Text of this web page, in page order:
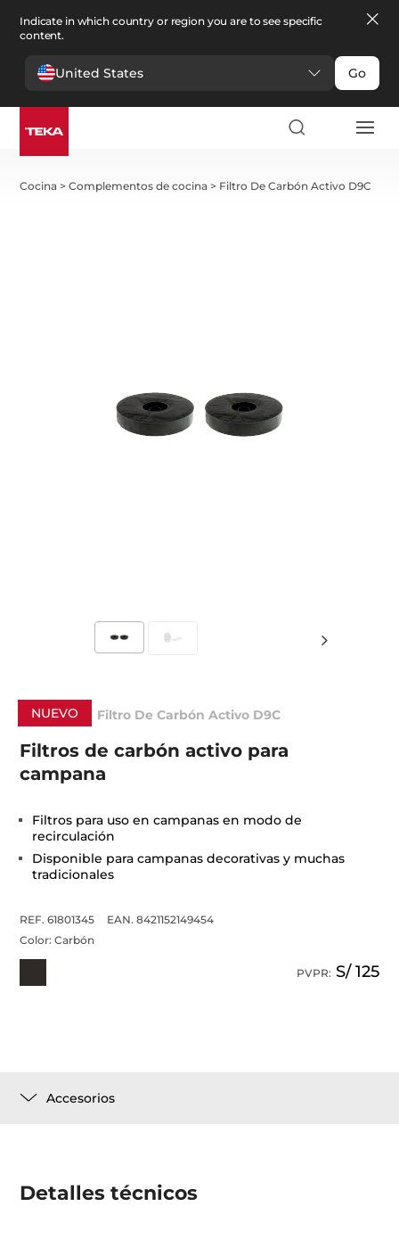
Indicate in which country or region you are to see specific
content.
United States Go
Cocina >Complementos de cocina > Filtro De Carbón Activo D9C
NUEVO Filtro De Carbón Activo D9C
Filtros de carbón activo para
campana
Filtros para uso en campanas en modo de
recirculación
Disponible para campanas decorativas y muchas
tradicionales
REF. 61801345
EAN. 8421152149454
Color:Carbón
PVPR: S/ 125
Accesorios
Detalles técnicos